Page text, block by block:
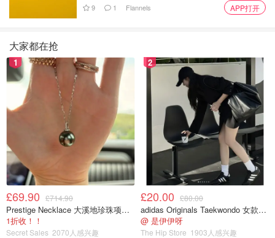
米粒）和鸡蛋，煮好后加入到放置土豆泥的碗中，再加入一
简单的调味，搅拌均匀后即可食用。这款土豆泥沙拉制作简
单又健康，太适合我这种懒人了😋
9 1 Flannels APP打开
大家都在抢
1
£69.90 £714.90
Prestige Necklace 大溪地珍珠项链 10-11mm
1折收！！
Secret Sales 2070人感兴趣
2
£20.00 £80.00
adidas Originals Taekwondo 女款黑色运动鞋
@ 是伊伊呀
The Hip Store 1903人感兴趣